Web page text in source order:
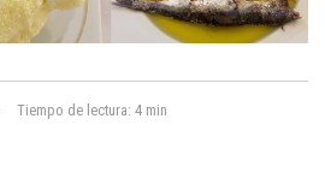
Tiempo de lectura: 4 min